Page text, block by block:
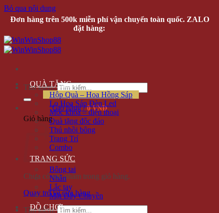
Bỏ qua nội dung
Đơn hàng trên 500k miễn phí vận chuyển toàn quốc. ZALO
đặt hàng:
Tìm kiếm:
Giỏ hàng /0 VNĐ
Giỏ hàng
Chưa có sản phẩm trong giỏ hàng.
Quay trở lại cửa hàng
Tìm kiếm:
QUÀ TẶNG
Hộp Quà – Hoa Hồng Sáp
Lọ Hoa Sáp Đèn Led
Móc khóa – điện thoại
Quà tặng độc đáo
Thú nhồi bông
Trang Trí
Combo
TRANG SỨC
Bông tai
Nhẫn
Lắc tay
Mặt Dây Chuyền
ĐỒ CHƠI